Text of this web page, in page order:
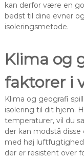
kan derfor være en
bedst til dine evner
isoleringsmetode.
Klima og
faktorer i
Klima og geografi
isolering til dit hjem.
temperaturer, vil du
der kan modstå
med høj
der er resistent over